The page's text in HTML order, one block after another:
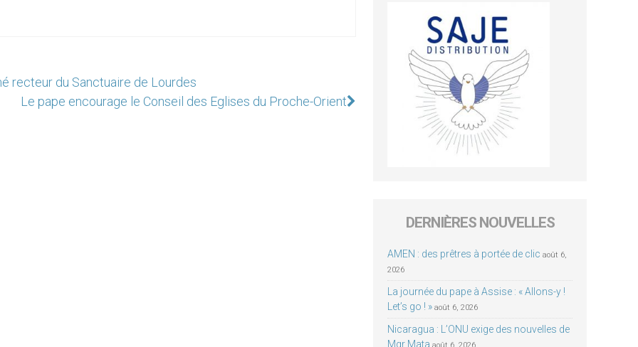
recteur du Sanctuaire de Lourdes
Le pape encourage le Conseil des Eglises du Proche-Orient
DERNIÈRES NOUVELLES
AMEN : des prêtres à portée de clic août 6,
2026
La journée du pape à Assise : « Allons-y !
Let’s go ! » août 6, 2026
Nicaragua : L’ONU exige des nouvelles de
Mgr Mata